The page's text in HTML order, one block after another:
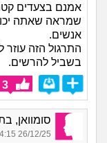
אמנם בצעדים
שמראה שאתה
אנשים.
התרגול הזה
בשביל להרשים.
3
סומוואן, בת
26/12/25 04:15